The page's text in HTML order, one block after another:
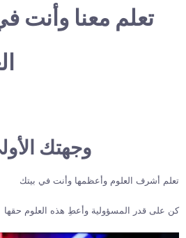
تعلم معنا وأنت
وجهتك
تعلم أشرف العلوم وأعظمها وأنت في بيتك
كن على قدر المسؤولية وأعطِ هذه العلوم حقها